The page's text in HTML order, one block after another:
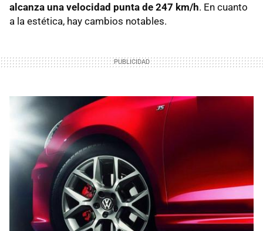
alcanza una velocidad punta de 247 km/h. En cuanto
a la estética, hay cambios notables.